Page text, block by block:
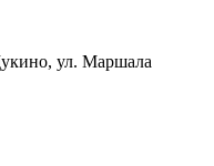
ул. Маршала